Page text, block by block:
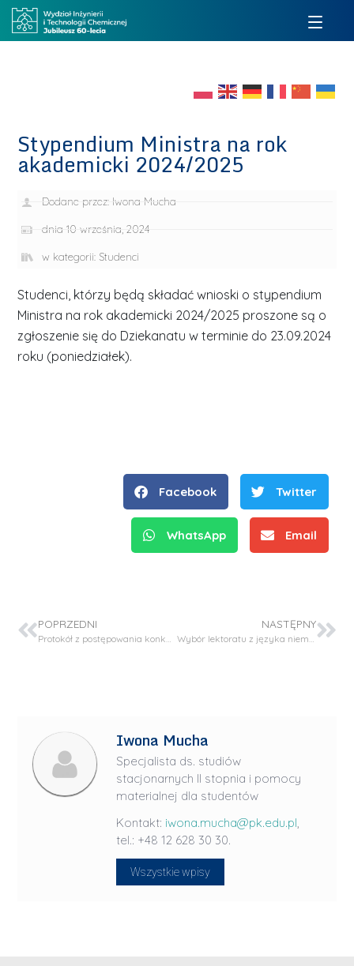
Stypendium Ministra na rok
akademicki 2024/2025
Dodane przez: Iwona Mucha
dnia 10 września, 2024
w kategorii: Studenci
Studenci, którzy będą składać wnioski o stypendium
Ministra na rok akademicki 2024/2025 proszone są o
zgłoszenie się do Dziekanatu w terminie do 23.09.2024
roku (poniedziałek).
Facebook Twitter
WhatsApp Email
POPRZEDNI
Protokół z postępowania konkursowego o przyznanie stypendium dla studenta – projekt SONATA BIS-11
NASTĘPNY
Wybór lektoratu z języka niemieckiego
Iwona Mucha
Specjalista ds. studiów
stacjonarnych II stopnia i pomocy
materialnej dla studentów
Kontakt: iwona.mucha@pk.edu.pl,
tel.: +48 12 628 30 30.
Wszystkie wpisy